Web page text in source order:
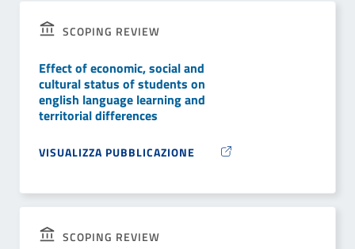
SCOPING REVIEW
Effect of economic, social and
cultural status of students on
english language learning and
territorial differences
VISUALIZZA PUBBLICAZIONE
SCOPING REVIEW